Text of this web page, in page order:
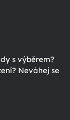
s výběrem?
Neváhej se